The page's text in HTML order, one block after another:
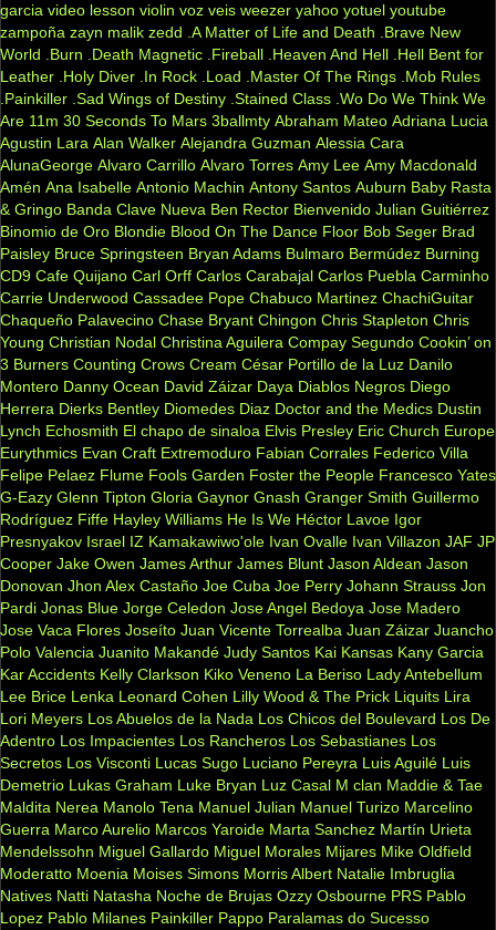
garcia video lesson violin voz veis weezer yahoo yotuel youtube
zampoña zayn malik zedd .A Matter of Life and Death
.Brave New
World
.Burn .Death Magnetic .Fireball .Heaven And Hell .Hell Bent for
Leather .Holy Diver .In Rock .Load .Master Of The Rings .Mob Rules
.Painkiller .Sad Wings of Destiny .Stained Class .Wo Do We Think We
Are 11m 30 Seconds To Mars 3ballmty Abraham Mateo Adriana Lucia
Agustin Lara Alan Walker Alejandra Guzman Alessia Cara
AlunaGeorge Alvaro Carrillo Alvaro Torres Amy Lee Amy Macdonald
Amén Ana Isabelle Antonio Machin Antony Santos Auburn Baby Rasta
& Gringo Banda Clave Nueva Ben Rector Bienvenido Julian Guitiérrez
Binomio de Oro Blondie Blood On The Dance Floor Bob Seger Brad
Paisley Bruce Springsteen Bryan Adams Bulmaro Bermúdez Burning
CD9 Cafe Quijano Carl Orff Carlos Carabajal Carlos Puebla Carminho
Carrie Underwood Cassadee Pope Chabuco Martinez ChachiGuitar
Chaqueño Palavecino Chase Bryant Chingon Chris Stapleton Chris
Young Christian Nodal Christina Aguilera Compay Segundo Cookin’ on
3 Burners Counting Crows Cream César Portillo de la Luz Danilo
Montero Danny Ocean David Záizar Daya Diablos Negros Diego
Herrera Dierks Bentley Diomedes Diaz Doctor and the Medics Dustin
Lynch Echosmith El chapo de sinaloa Elvis Presley Eric Church Europe
Eurythmics Evan Craft Extremoduro Fabian Corrales Federico Villa
Felipe Pelaez Flume Fools Garden Foster the People Francesco Yates
G-Eazy Glenn Tipton Gloria Gaynor Gnash Granger Smith Guillermo
Rodríguez Fiffe Hayley Williams He Is We Héctor Lavoe Igor
Presnyakov Israel IZ Kamakawiwo'ole Ivan Ovalle Ivan Villazon JAF JP
Cooper Jake Owen James Arthur James Blunt Jason Aldean Jason
Donovan Jhon Alex Castaño Joe Cuba Joe Perry Johann Strauss Jon
Pardi Jonas Blue Jorge Celedon Jose Angel Bedoya Jose Madero
Jose Vaca Flores Joseíto Juan Vicente Torrealba Juan Záizar Juancho
Polo Valencia Juanito Makandé Judy Santos Kai Kansas Kany Garcia
Kar Accidents Kelly Clarkson Kiko Veneno La Beriso Lady Antebellum
Lee Brice Lenka Leonard Cohen Lilly Wood & The Prick Liquits Lira
Lori Meyers Los Abuelos de la Nada Los Chicos del Boulevard Los De
Adentro Los Impacientes Los Rancheros Los Sebastianes Los
Secretos Los Visconti Lucas Sugo Luciano Pereyra Luis Aguilé Luis
Demetrio Lukas Graham Luke Bryan Luz Casal M clan Maddie & Tae
Maldita Nerea Manolo Tena Manuel Julian Manuel Turizo Marcelino
Guerra Marco Aurelio Marcos Yaroide Marta Sanchez Martín Urieta
Mendelssohn Miguel Gallardo Miguel Morales Mijares Mike Oldfield
Moderatto Moenia Moises Simons Morris Albert Natalie Imbruglia
Natives Natti Natasha Noche de Brujas Ozzy Osbourne PRS Pablo
Lopez Pablo Milanes Painkiller Pappo Paralamas do Sucesso